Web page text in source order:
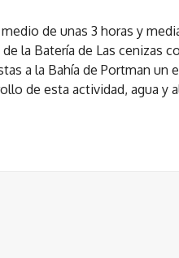
de unas 3 horas y
la Batería de Las cenizas
a la Bahía de Portman un
de esta actividad, agua